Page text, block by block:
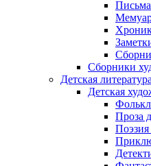
Сборники
Детская литература
Детская
Проза
Поэзия